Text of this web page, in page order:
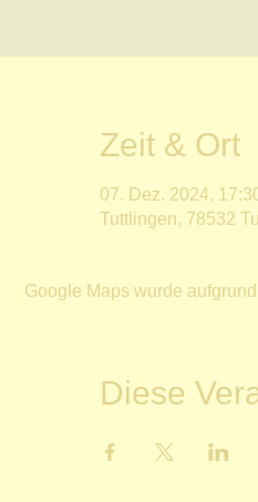
Zeit & Ort
07. Dez. 2024,
Tuttlingen, 78532
Google Maps wurde
Diese